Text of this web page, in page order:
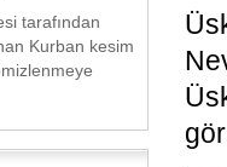
tarafından
Kurban kesim